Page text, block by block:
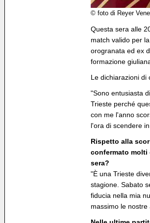
© foto di Reyer
Questa sera alle
match valido per
orogranata ed ex
formazione
Le dichiarazioni di
"Sono entusiasta
Trieste perché
con me l'anno
l'ora di scendere
Rispetto alla
confermato
sera?
"È una Trieste
stagione. Sabato
fiducia nella mia
massimo le